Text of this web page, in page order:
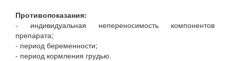
Противопоказания:
- индивидуальная непереносимость компонентов
препарата;
- период беременности;
- период кормления грудью.